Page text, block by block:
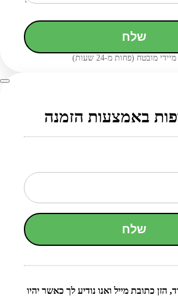
שלח
מובטח (פחות מ-24 שעות)
באמצעות הזמנה
שלח
הזן כתובת מייל ואנו נודיע לך כאשר יהיו